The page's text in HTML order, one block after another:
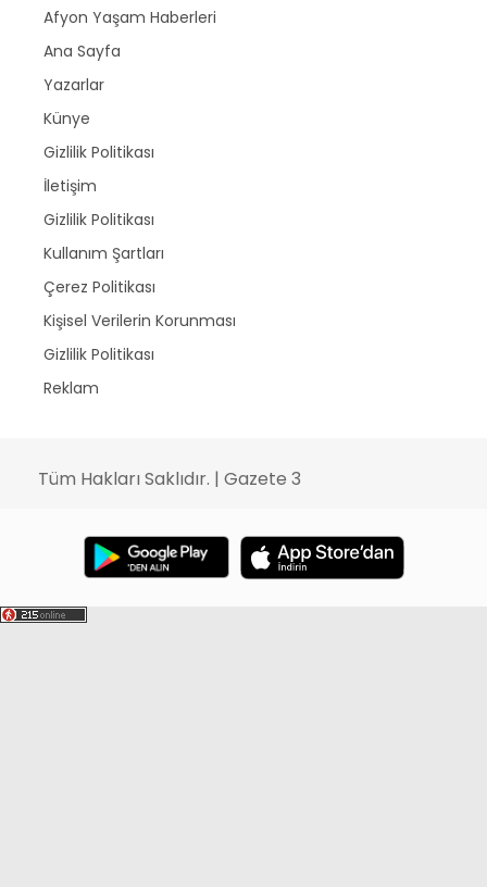
Afyon Yaşam Haberleri
Ana Sayfa
Yazarlar
Künye
Gizlilik Politikası
İletişim
Gizlilik Politikası
Kullanım Şartları
Çerez Politikası
Kişisel Verilerin Korunması
Gizlilik Politikası
Reklam
Tüm Hakları Saklıdır. | Gazete 3